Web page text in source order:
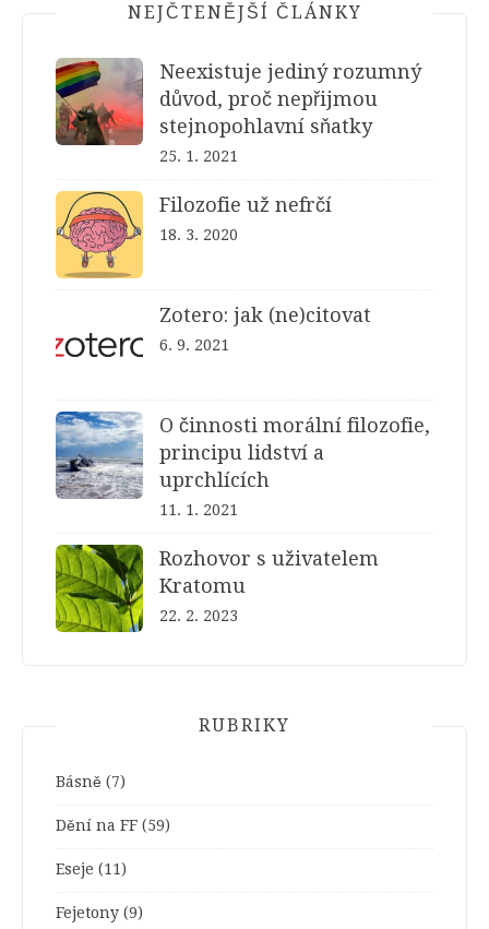
NEJČTENĚJŠÍ ČLÁNKY
Neexistuje jediný rozumný
důvod, proč nepřijmou
stejnopohlavní sňatky
25. 1. 2021
Filozofie už nefrčí
18. 3. 2020
Zotero: jak (ne)citovat
6. 9. 2021
O činnosti morální filozofie,
principu lidství a
uprchlících
11. 1. 2021
Rozhovor s uživatelem
Kratomu
22. 2. 2023
RUBRIKY
Básně (7)
Dění na FF (59)
Eseje (11)
Fejetony (9)